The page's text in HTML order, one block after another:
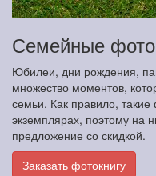
Семейные
Юбилеи, дни рождения,
множество моментов,
семьи. Как правило,
экземплярах, поэтому на
предложение со скидкой.
Заказать фотокнигу